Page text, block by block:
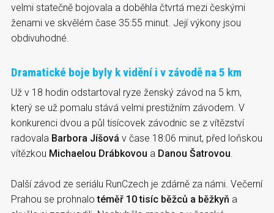
velmi statečně bojovala a doběhla čtvrtá mezi českými
ženami ve skvělém čase 35:55 minut. Její výkony jsou
obdivuhodné.
Dramatické boje byly k vidění i v závodě na 5 km
Už v 18 hodin odstartoval ryze ženský závod na 5 km,
který se už pomalu stává velmi prestižním závodem. V
konkurenci dvou a půl tisícovek závodnic se z vítězství
radovala Barbora Jíšová v čase 18:06 minut, před loňskou
vítězkou Michaelou Drábkovou a Danou Šatrovou
Další závod ze seriálu RunCzech je zdárně za námi. Večerní
Prahou se prohnalotéměř 10 tisíc běžců a běžkyň a